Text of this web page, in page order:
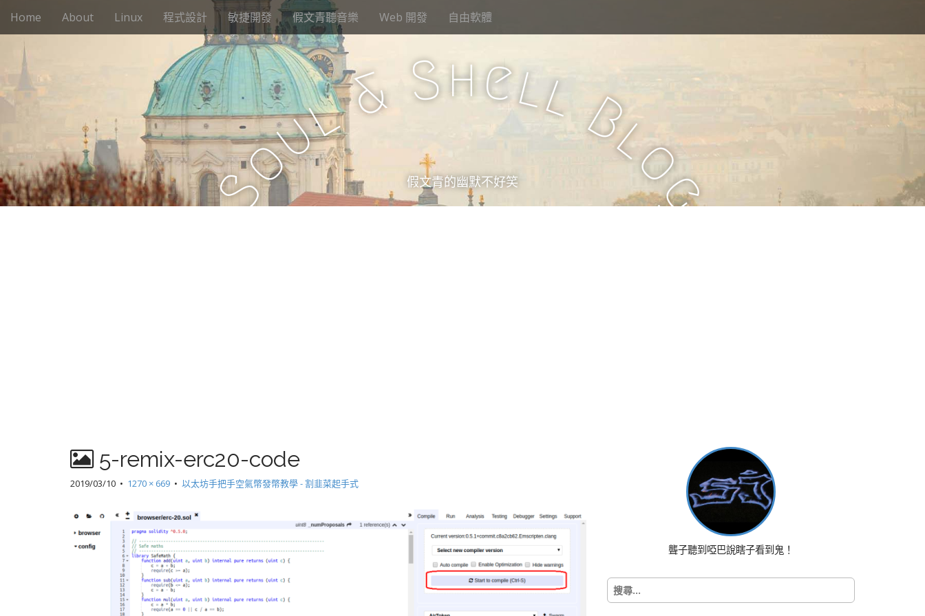
M
e
i
c
n
t
Home About Linux 程式設計 敏捷開發 假文青聽音樂 Web 開發 自由軟體
S
o
u
l& Shell B
l
o
g
假文青的幽默不好笑
5-remix-erc20-code
2019/03/10 • 1270 × 669 • 以太坊手把手空氣幣發幣教學 - 割韭菜起手式
聾子聽到啞巴說瞎子看到鬼！
搜
尋